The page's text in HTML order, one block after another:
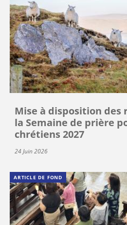
Mise à disposition des
la Semaine de prière
chrétiens 2027
24 Juin 2026
ARTICLE DE FOND